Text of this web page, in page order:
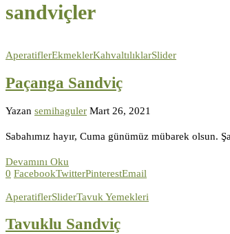
sandviçler
AperatiflerEkmeklerKahvaltılıklarSlider
Paçanga Sandviç
Yazan semihaguler Mart 26, 2021
Sabahımız hayır, Cuma günümüz mübarek olsun.
Devamını Oku
0 FacebookTwitterPinterestEmail
AperatiflerSliderTavuk Yemekleri
Tavuklu Sandviç